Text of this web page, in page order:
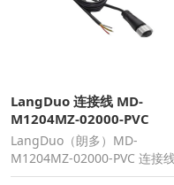
LangDuo 连接线 MD-
M1204MZ-02000-PVC
LangDuo（朗多）MD-
M1204MZ-02000-PVC 连接
整介绍一、基础信息品牌：